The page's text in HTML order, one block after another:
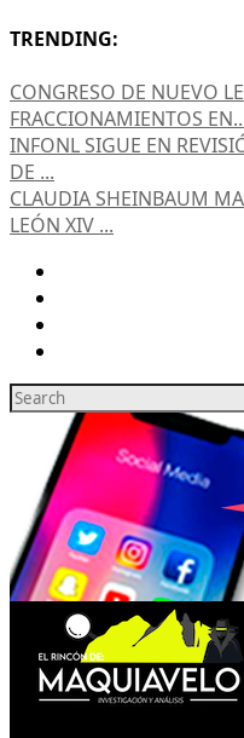
TRENDING:
CONGRESO DE NUEVO
FRACCIONAMIENTOS
INFONL SIGUE EN
DE ...
CLAUDIA SHEINBAUM
LEÓN XIV ...